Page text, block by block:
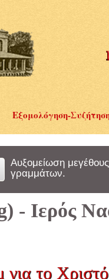
Εξομολόγηση-
Αυξομείωση μεγέθους
γραμμάτων.
- Ιερός
για το Χριστό